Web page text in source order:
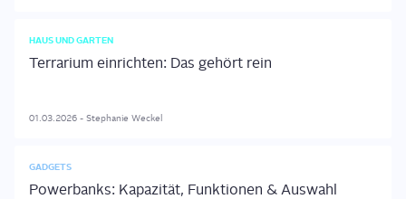
HAUS UND GARTEN
Terrarium einrichten: Das gehört rein
01.03.2026 - Stephanie Weckel
GADGETS
Powerbanks: Kapazität, Funktionen & Auswahl